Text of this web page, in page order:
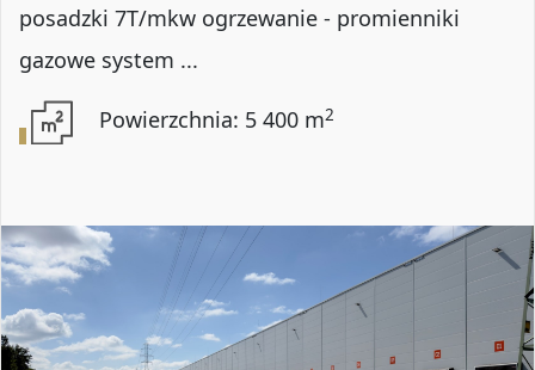
posadzki 7T/mkw ogrzewanie - promienniki
gazowe system ...
Powierzchnia: 5 400 m2